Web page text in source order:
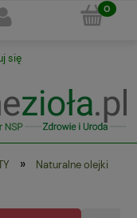
się
»
Naturalne olejki